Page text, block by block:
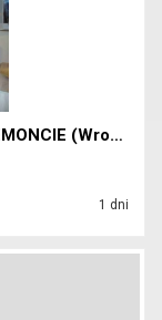
1pok, 30met, okolice Mieleckiej PO REMONCIE (Wrocł...
1 dni